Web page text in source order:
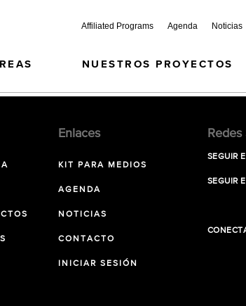
Affiliated Programs Agenda Noticias
NUESTROS PROYECTOS
Enlaces
KIT PARA MEDIOS
AGENDA
NOTICIAS
CONTACTO
INICIAR SESIÓN
Redes
SEGUIR
SEGUIR